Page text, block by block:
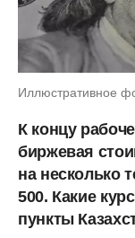
Иллюстративное
К концу
биржевая
на несколько
500. Какие
пункты